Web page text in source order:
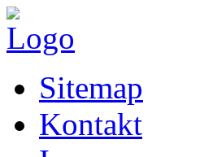
Sitemap
Kontakt